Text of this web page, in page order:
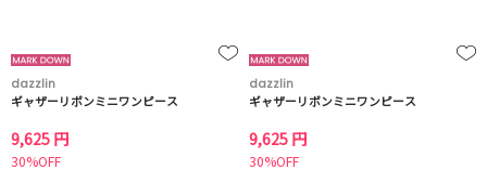
dazzlin
ギャザーリボンミニワンピース
9,625 円
30%OFF
dazzlin
ギャザーリボンミニワンピース
9,625 円
30%OFF